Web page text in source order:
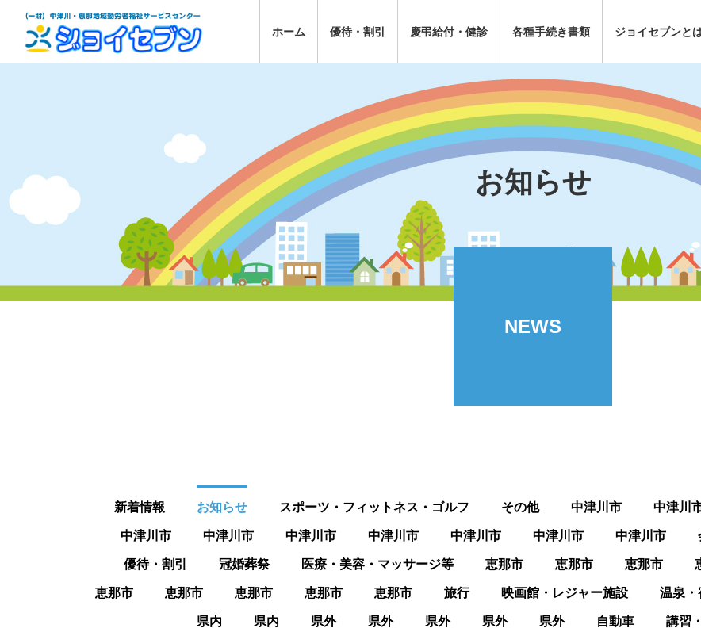
ホーム 優待・割引 慶弔給付・健診 各種手続き書類 ジョイセブンと
お知らせ
NEWS
新着情報 お知らせ スポーツ・フィットネス・ゴルフ その他 中津川市 中津川
中津川市 中津川市 中津川市 中津川市 中津川市 中津川市 中津川市
優待・割引 冠婚葬祭 医療・美容・マッサージ等 恵那市 恵那市 恵那市
恵那市 恵那市 恵那市 恵那市 恵那市 旅行 映画館・レジャー施設 温泉・
県内 県内 県外 県外 県外 県外 県外 自動車 講習